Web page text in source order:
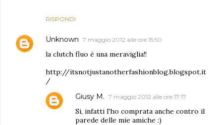
RISPONDI
Unknown 7 maggio 2012 alle ore 15:50
la clutch fluo è una meraviglia!!
http://itsnotjustanotherfashionblog.blogspot.it
/
Giusy M. 7 maggio 2012 alle ore 17:17
Si, infatti l'ho comprata anche contro il
parede delle mie amiche :)